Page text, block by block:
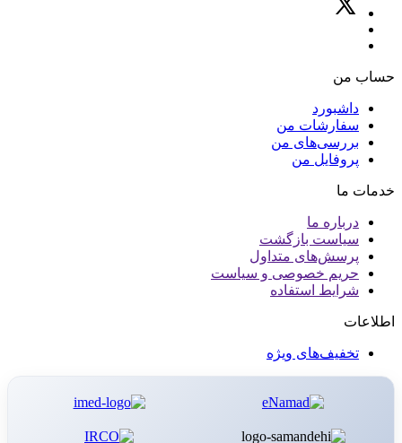
حساب من
داشبورد
سفارشات من
بررسی‌های من
پروفایل من
خدمات ما
درباره ما
سیاست بازگشت
پرسش‌های متداول
حریم خصوصی و سیاست
شرایط استفاده
اطلاعات
تخفیف‌های ویژه